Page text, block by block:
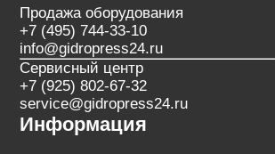
Продажа оборудования
+7 (495) 744-33-10
info@gidropress24.ru
Сервисный центр
+7 (925) 802-67-32
service@gidropress24.ru
Информация